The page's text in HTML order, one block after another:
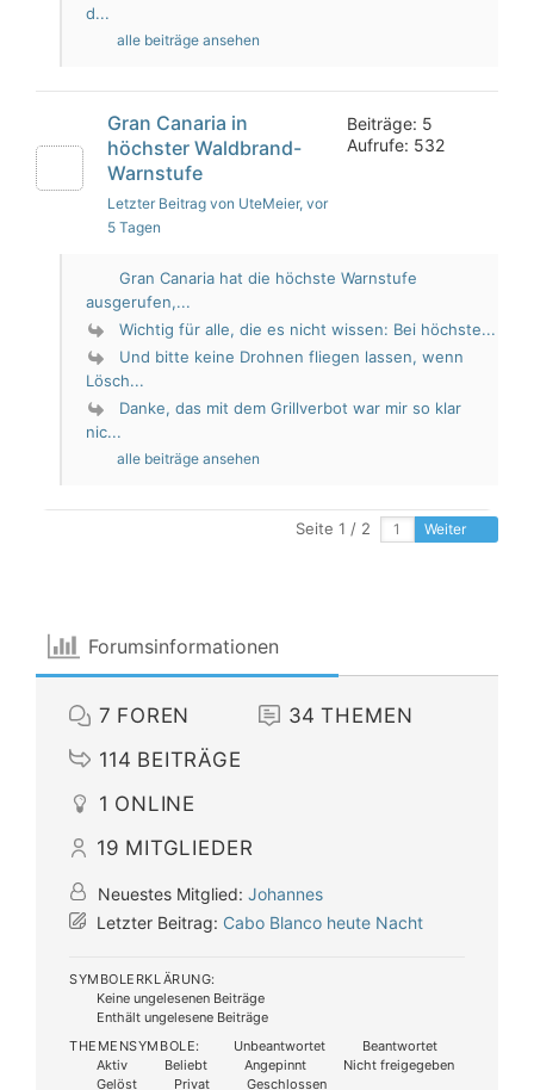
d...
alle beiträge ansehen
Gran Canaria in
höchster Waldbrand-
Warnstufe
Letzter Beitrag von UteMeier, vor
5 Tagen
Beiträge: 5
Aufrufe: 532
Gran Canaria hat die höchste Warnstufe
ausgerufen,...
Wichtig für alle, die es nicht wissen: Bei höchste...
Und bitte keine Drohnen fliegen lassen, wenn
Lösch...
Danke, das mit dem Grillverbot war mir so klar
nic...
alle beiträge ansehen
Seite 1 / 2 Weiter
Forumsinformationen
7 FOREN 34 THEMEN
114 BEITRÄGE
1 ONLINE
19 MITGLIEDER
Neuestes Mitglied: Johannes
Letzter Beitrag: Cabo Blanco heute Nacht
SYMBOLERKLÄRUNG:
Keine ungelesenen Beiträge
Enthält ungelesene Beiträge
THEMENSYMBOLE:
Unbeantwortet
Beantwortet
Aktiv
Beliebt Angepinnt
Nicht freigegeben
Gelöst
Privat Geschlossen